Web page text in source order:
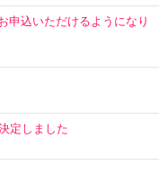
申込いただけるようになり
定しました